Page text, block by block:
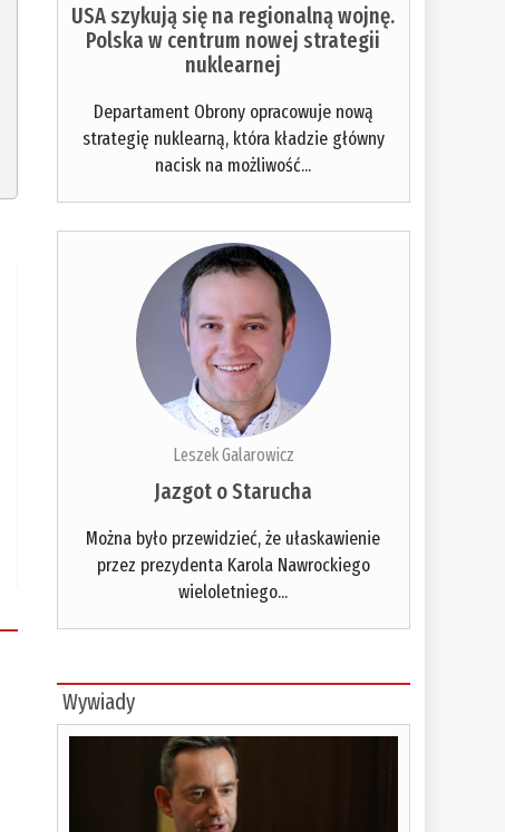
USA szykują się na regionalną wojnę.
Polska w centrum nowej strategii
nuklearnej
Departament Obrony opracowuje nową
strategię nuklearną, która kładzie główny
nacisk na możliwość...
Leszek Galarowicz
Jazgot o Starucha
Można było przewidzieć, że ułaskawienie
przez prezydenta Karola Nawrockiego
wieloletniego...
Wywiady